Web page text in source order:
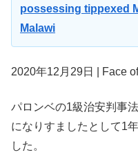
possessing tippexed
Malawi
2020年12月29日 | Face
パロンベの1級治安判事
になりすましたとして1
した。